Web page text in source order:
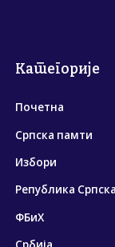
Категорије
Почетна
Српска памти
Избори
Република Српска
ФБиХ